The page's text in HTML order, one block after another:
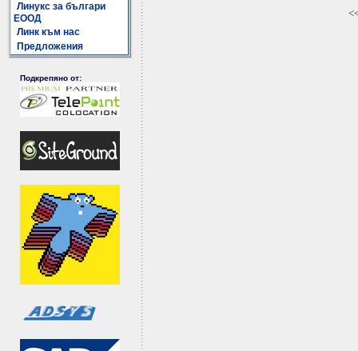
Линукс за българи
ЕООД
Линк към нас
Предложения
Подкрепяно от: